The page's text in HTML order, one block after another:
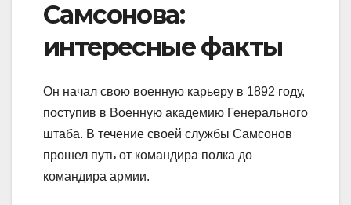
Самсонова:
интересные факты
Он начал свою военную карьеру в 1892 году,
поступив в Военную академию Генерального
штаба. В течение своей службы Самсонов
прошел путь от командира полка до
командира армии.